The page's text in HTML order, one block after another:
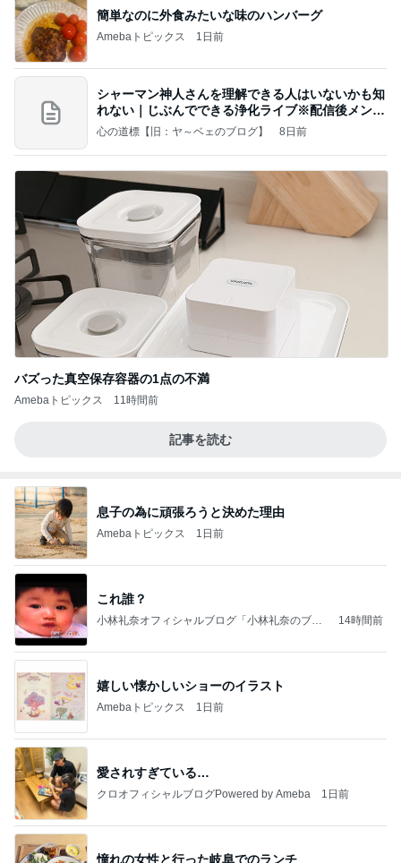
簡単なのに外食みたいな味のハンバーグ
Amebaトピックス 1日前
シャーマン神人さんを理解できる人はいないかも知
れない｜じぶんでできる浄化ライブ※配信後メンバ
ー限
心の道標【旧：ヤ～ベェのブログ】 8日前
バズった真空保存容器の1点の不満
Amebaトピックス 11時間前
記事を読む
息子の為に頑張ろうと決めた理由
Amebaトピックス 1日前
これ誰？
小林礼奈オフィシャルブログ「小林礼奈のブー
14時間前
嬉しい懐かしいショーのイラスト
Amebaトピックス 1日前
愛されすぎている…
クロオフィシャルブログPowered by Ameba 1日前
憧れの女性と行った岐阜でのランチ